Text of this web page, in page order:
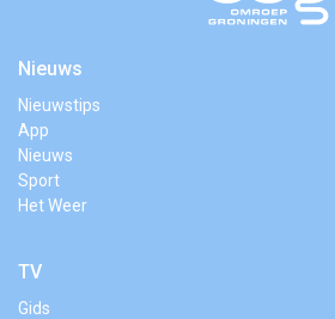
Nieuws
Nieuwstips
App
Nieuws
Sport
Het Weer
TV
Gids